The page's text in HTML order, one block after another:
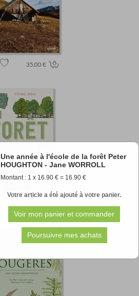
Une année à l'école de la forêt Peter
HOUGHTON - Jane WORROLL
Montant : 1 x 16.90 € = 16.90 €
Votre article a été ajouté à votre panier.
35.00 €